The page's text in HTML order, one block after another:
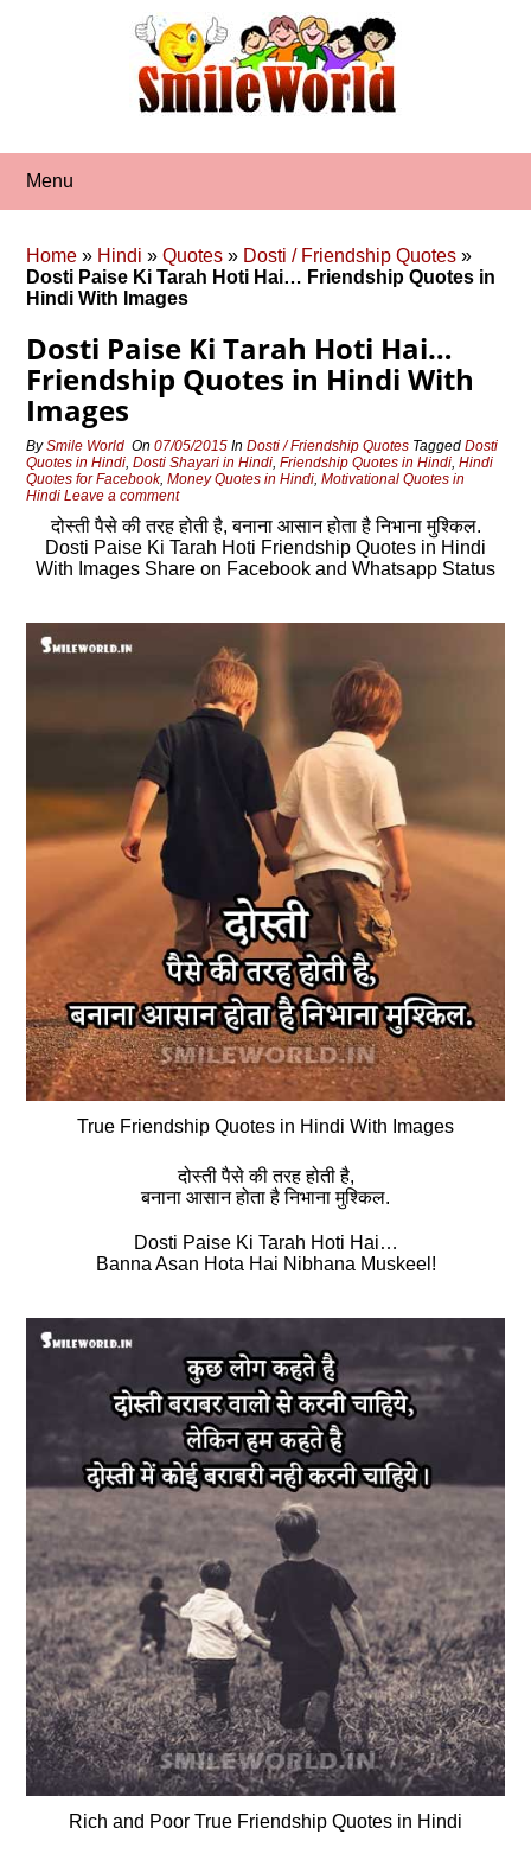
Menu
Home » Hindi »Quotes » Dosti / Friendship Quotes »
Dosti Paise Ki Tarah Hoti Hai… Friendship Quotes in
Hindi With Images
Dosti Paise Ki Tarah Hoti Hai…
Friendship Quotes in Hindi With
Images
BySmile World On07/05/2015 InDosti / Friendship Quotes TaggedDosti
Quotes in Hindi,Dosti Shayari in Hindi,Friendship Quotes in Hindi,Hindi
Quotes for Facebook,Money Quotes in Hindi,Motivational Quotes in
Hindi Leave a comment
दोस्ती पैसे की तरह होती है, बनाना आसान होता है निभाना मुश्किल.
Dosti Paise Ki Tarah Hoti Friendship Quotes in Hindi
With Images Share on Facebook and Whatsapp Status
True Friendship Quotes in Hindi With Images
दोस्ती पैसे की तरह होती है,
बनाना आसान होता है निभाना मुश्किल.
Dosti Paise Ki Tarah Hoti Hai…
Banna Asan Hota Hai Nibhana Muskeel!
Rich and Poor True Friendship Quotes in Hindi